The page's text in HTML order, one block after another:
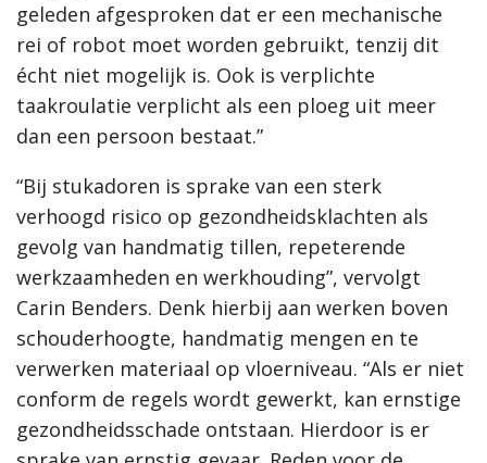
geleden afgesproken dat er een mechanische
rei of robot moet worden gebruikt, tenzij dit
écht niet mogelijk is. Ook is verplichte
taakroulatie verplicht als een ploeg uit meer
dan een persoon bestaat.”
“Bij stukadoren is sprake van een sterk
verhoogd risico op gezondheidsklachten als
gevolg van handmatig tillen, repeterende
werkzaamheden en werkhouding”, vervolgt
Carin Benders. Denk hierbij aan werken boven
schouderhoogte, handmatig mengen en te
verwerken materiaal op vloerniveau. “Als er niet
conform de regels wordt gewerkt, kan ernstige
gezondheidsschade ontstaan. Hierdoor is er